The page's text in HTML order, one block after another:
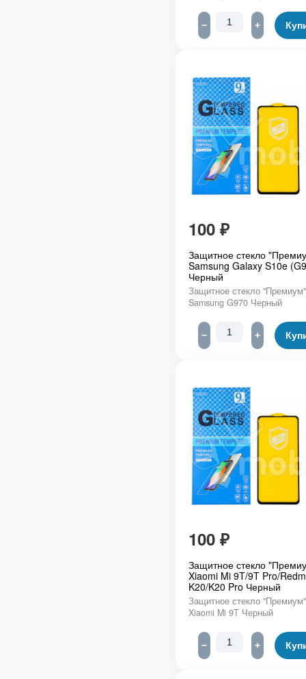
− +
100 ₽
Защитное стекло
Samsung Galaxy S10e
Черный
Защитное стекло
Samsung G970 Черный
− +
100 ₽
Защитное стекло
Xiaomi Mi 9T/9T Pro/
K20/K20 Pro Черный
Защитное стекло
Xiaomi Mi 9T Черный
− +